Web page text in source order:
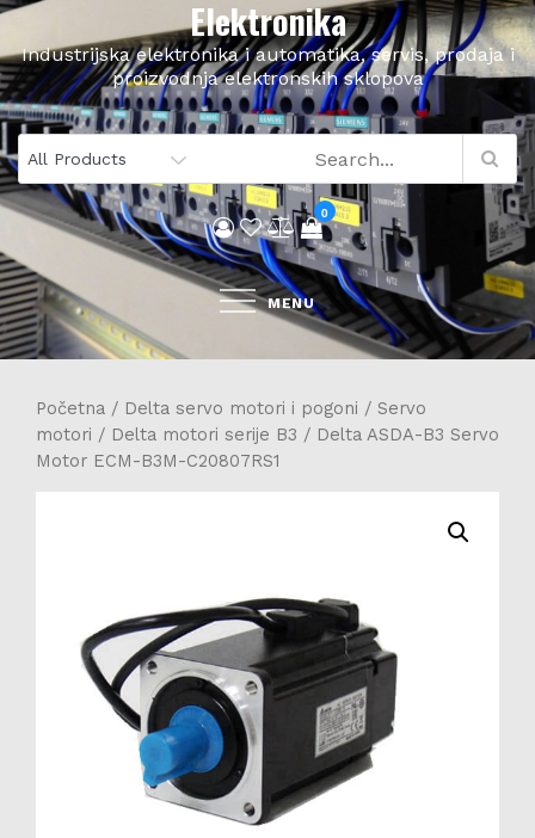
Skip
content
Elektronika
Industrijska elektronika i automatika, servis, prodaja i
proizvodnja elektronskih sklopova
0
MENU
Početna / Delta servo motori i pogoni / Servo
motori / Delta motori serije B3 / Delta ASDA-B3 Servo
Motor ECM-B3M-C20807RS1